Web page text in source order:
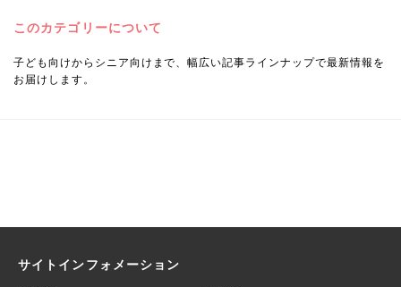
このカテゴリーについて
子ども向けからシニア向けまで、幅広い記事ラインナップで最新情報を
お届けします。
サイトインフォメーション